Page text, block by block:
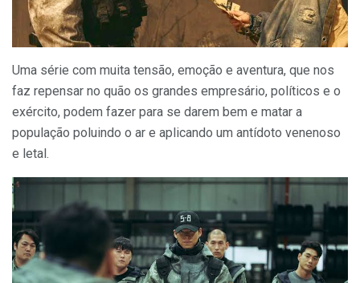
Uma série com muita tensão, emoção e aventura, que nos
faz repensar no quão os grandes empresário, políticos e o
exército, podem fazer para se darem bem e matar a
população poluindo o ar e aplicando um antídoto venenoso
e letal.